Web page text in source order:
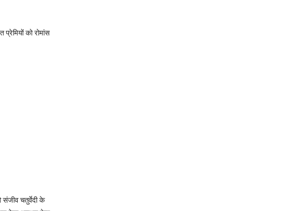
को रोमांस
चतुर्वेदी के